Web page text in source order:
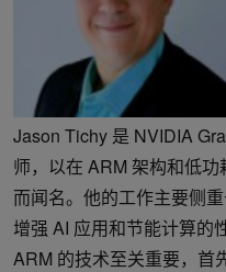
Jason Tichy 是 NVIDIA
师，以在 ARM 架构和低
而闻名。他的工作主要侧
增强 AI 应用和节能计算的
ARM 的技术至关重要，首